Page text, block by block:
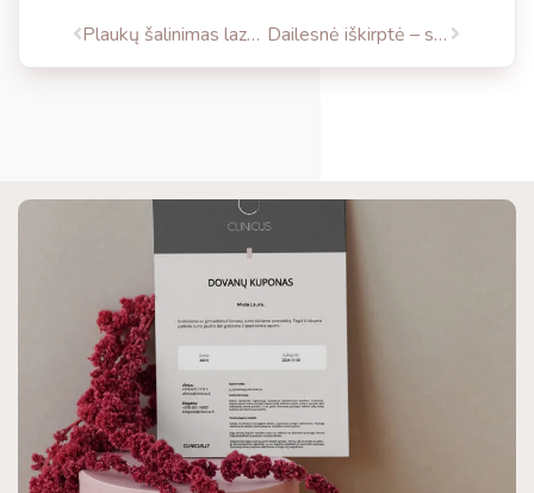
Plaukų šalinimas lazeriu ilgam užtikrina komfortą Dailesnė iškirptė – sumažinus tarpą tarp krūtų